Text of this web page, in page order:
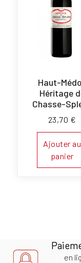
Haut-
Héritage
Chasse-
23,70 €
Ajouter au
panier
en